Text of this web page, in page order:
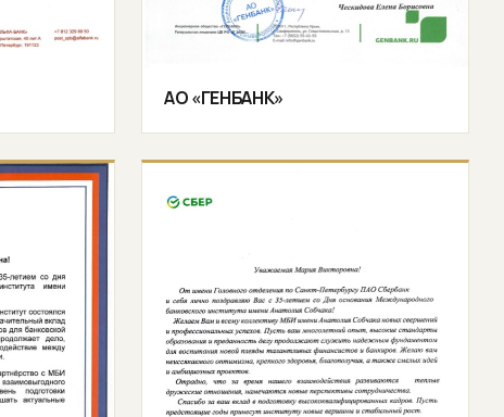
АО «ГЕНБАНК»